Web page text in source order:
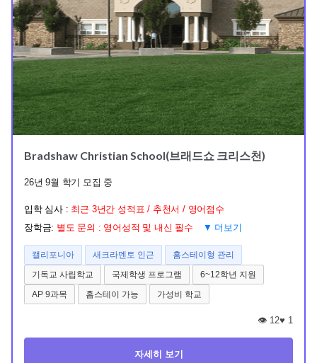
Bradshaw Christian School(브래드쇼 크리스천)
26년 9월 학기 모집 중
입학 심사 : 최근 3년간 성적표 / 추천서 / 영어점수
장학금: 별도 문의 : 영어성적 및 내신 필수 ▼ 더보기
캘리포니아 새크라멘토 인근
홈스테이형 관리
기독교 사립학교
국제학생 프로그램
6~12학년 지원
AP 9과목
홈스테이 가능 가성비 학교
👁️ 12♥ 1
자세히 보기